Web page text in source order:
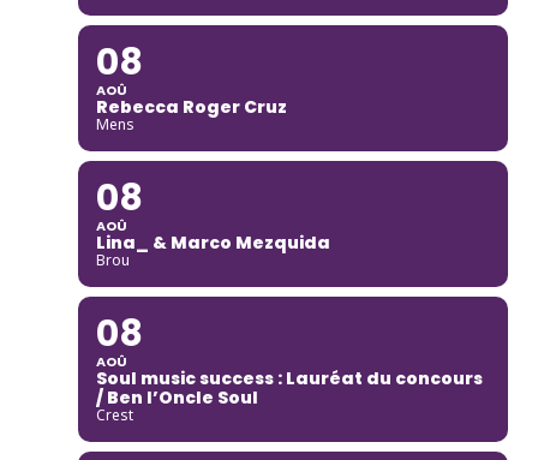
08
AOÛ
Rebecca Roger Cruz
Mens
08
AOÛ
Lina_ & Marco Mezquida
Brou
08
AOÛ
Soul music success : Lauréat du concours
/ Ben l’Oncle Soul
Crest